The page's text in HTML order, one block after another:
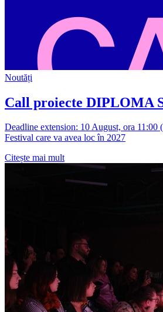
Noutăți
Call proiecte DIPLOMA
Deadline extension: 10 August, ora
Festival care va avea loc în 2027
Citește mai mult